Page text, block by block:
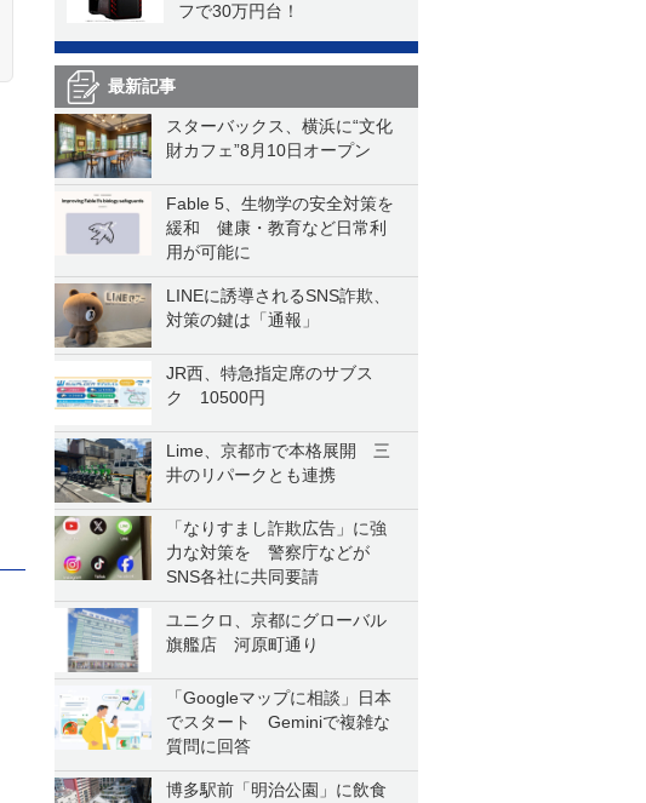
フで30万円台！
最新記事
スターバックス、横浜に“文化
財カフェ”8月10日オープン
Fable 5、生物学の安全対策を
緩和 健康・教育など日常利
用が可能に
LINEに誘導されるSNS詐欺、
対策の鍵は「通報」
JR西、特急指定席のサブス
ク 10500円
Lime、京都市で本格展開 三
井のリパークとも連携
「なりすまし詐欺広告」に強
力な対策を 警察庁などが
SNS各社に共同要請
ユニクロ、京都にグローバル
旗艦店 河原町通り
「Googleマップに相談」日本
でスタート Geminiで複雑な
質問に回答
博多駅前「明治公園」に飲食